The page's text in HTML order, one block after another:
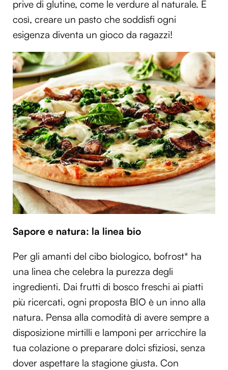
prive di glutine, come le verdure al naturale. E
così, creare un pasto che soddisfi ogni
esigenza diventa un gioco da ragazzi!
Sapore e natura: la linea bio
Per gli amanti del cibo biologico, bofrost* ha
una linea che celebra la purezza degli
ingredienti. Dai frutti di bosco freschi ai piatti
più ricercati, ogni proposta BIO è un inno alla
natura. Pensa alla comodità di avere sempre a
disposizione mirtilli e lamponi per arricchire la
tua colazione o preparare dolci sfiziosi, senza
dover aspettare la stagione giusta. Con